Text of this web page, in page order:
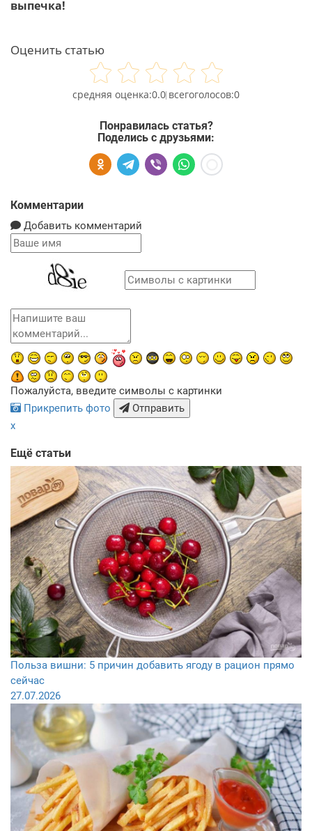
выпечка!
Оценить статью
0.0 0
Понравилась статья?
Поделись с друзьями:
Комментарии
Добавить комментарий
Пожалуйста, введите символы с картинки
Прикрепить фото
Отправить
x
Ещё статьи
Польза вишни: 5 причин добавить ягоду в рацион прямо
сейчас
27.07.2026